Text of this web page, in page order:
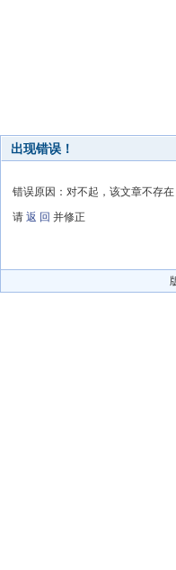
出现错误！
错误原因：对不起，该文章不存在
请 返 回 并修正